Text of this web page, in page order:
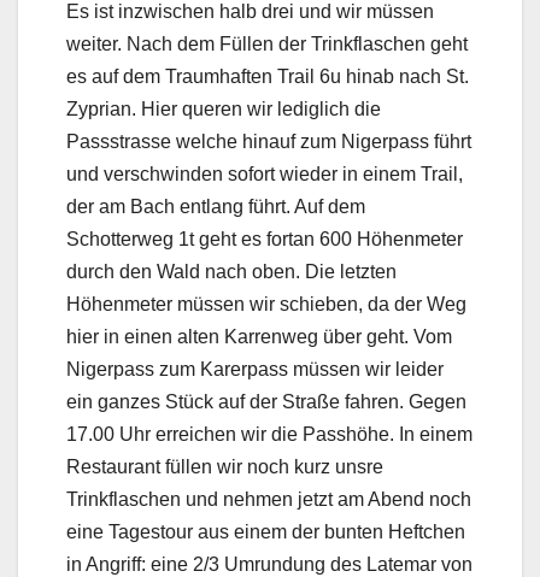
Es ist inzwischen halb drei und wir müssen
weiter. Nach dem Füllen der Trinkflaschen geht
es auf dem Traumhaften Trail 6u hinab nach St.
Zyprian. Hier queren wir lediglich die
Passstrasse welche hinauf zum Nigerpass führt
und verschwinden sofort wieder in einem Trail,
der am Bach entlang führt. Auf dem
Schotterweg 1t geht es fortan 600 Höhenmeter
durch den Wald nach oben. Die letzten
Höhenmeter müssen wir schieben, da der Weg
hier in einen alten Karrenweg über geht. Vom
Nigerpass zum Karerpass müssen wir leider
ein ganzes Stück auf der Straße fahren. Gegen
17.00 Uhr erreichen wir die Passhöhe. In einem
Restaurant füllen wir noch kurz unsre
Trinkflaschen und nehmen jetzt am Abend noch
eine Tagestour aus einem der bunten Heftchen
in Angriff: eine 2/3 Umrundung des Latemar von